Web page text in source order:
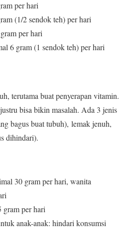
per hari
(1/2 sendok teh) per hari
per hari
6 gram (1 sendok teh) per hari
terutama buat penyerapan vitamin.
bisa bikin masalah. Ada 3 jenis
bagus buat tubuh), lemak jenuh,
dihindari).
30 gram per hari, wanita
gram per hari
anak-anak: hindari konsumsi